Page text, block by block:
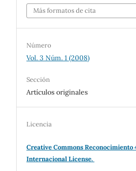
Más formatos de cita
Número
Vol. 3 Núm. 1 (2008)
Sección
Artículos originales
Licencia
Creative Commons Reconocimiento
Internacional License.